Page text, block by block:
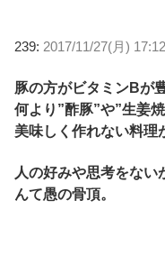
239: 2017/11/27(月)
豚の方がビタミンBが
何より”酢豚”や”生姜
美味しく作れない料理
人の好みや思考をな
んて愚の骨頂。